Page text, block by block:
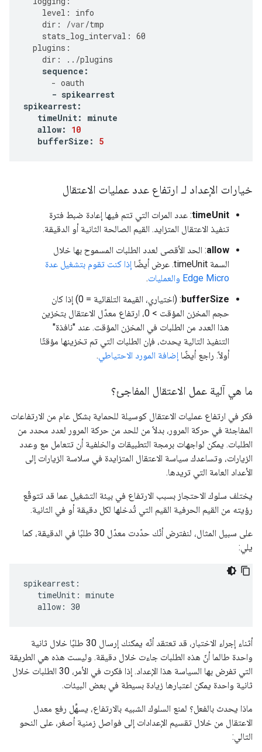
level :
info
dir : /var/tmp
stats_log_interval : 60
plugins :
dir : ../plugins
sequence :
- oauth
- spikearrest
spikearrest:
timeUnit:
minute
allow:
10
bufferSize : 5
خيارات الإعداد لـ ارتفاع عدد عمليات الاعتقال
timeUnit: عدد المرات التي تتم فيها إعادة ضبط فترة
تنفيذ الاعتقال المتزايد. القيم الصالحة الثانية أو الدقيقة.
allow: الحد الأقصى لعدد الطلبات المسموح بها خلال
السمة timeUnit. عرض أيضًا
إذا كنت تقوم بتشغيل عدة
Edge Micro والعمليات
.
bufferSize
: (اختياري، القيمة التلقائية = 0) إذا كان
حجم المخزن المؤقت > 0، ارتفاع معدّل الاعتقال بتخزين
هذا العدد من الطلبات في المخزن المؤقت. عند "نافذة"
التنفيذ التالية يحدث، فإن الطلبات التي تم تخزينها مؤقتًا
أولاً. راجع أيضًا إضافة المورد الاحتياطي.
ما هي آلية عمل الاعتقال المفاجئ؟
فكر في ارتفاع عمليات الاعتقال كوسيلة للحماية بشكل عام من الارتفاعات
المفاجئة في حركة المرور، بدلاً من للحد من حركة المرور لعدد محدد من
الطلبات. يمكن لواجهات برمجة التطبيقات والخلفية أن تتعامل مع وعدد
الزيارات، وتساعدك سياسة الاعتقال المتزايدة في سلاسة الزيارات إلى
الأعداد العامة التي تريدها.
يختلف سلوك الاحتجاز بسبب الارتفاع في بيئة التشغيل عما قد تتوقّع
رؤيته من القيم الحرفية القيم التي تُدخلها لكل دقيقة أو في الثانية.
على سبيل المثال، لنفترض أنّك حدّدت معدّل 30 طلبًا في الدقيقة، كما
يلي:
spikearrest:
   timeUnit: minute
   allow: 30
أثناء إجراء الاختبار، قد تعتقد أنّه يمكنك إرسال 30 طلبًا خلال ثانية
واحدة طالما أنّ هذه الطلبات جاءت خلال دقيقة. وليست هذه هي الطريقة
التي تفرض بها السياسة هذا الإعداد. إذا فكرت في الأمر، 30 الطلبات خلال
ثانية واحدة يمكن اعتبارها زيادة بسيطة في بعض البيئات.
ماذا يحدث بالفعل؟ لمنع السلوك الشبيه بالارتفاع، يسهِّل رفع معدل
الاعتقال من خلال تقسيم الإعدادات إلى فواصل زمنية أصغر، على النحو
التالي: